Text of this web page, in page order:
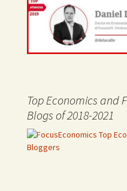
Top Economics and
Blogs of 2018-2021